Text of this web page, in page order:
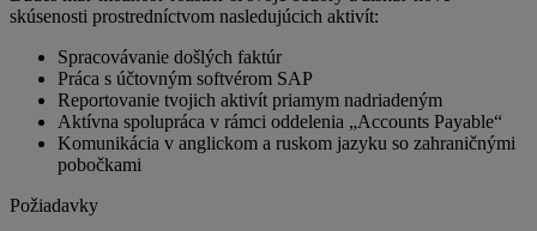
skúsenosti prostredníctvom nasledujúcich aktivít:
Spracovávanie došlých faktúr
Práca s účtovným softvérom SAP
Reportovanie tvojich aktivít priamym nadriadeným
Aktívna spolupráca v rámci oddelenia „Accounts Payable“
Komunikácia v anglickom a ruskom jazyku so zahraničnými
pobočkami
Požiadavky